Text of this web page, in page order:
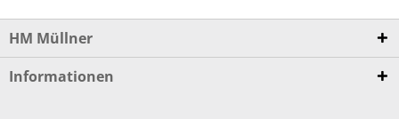
HM Müllner
Informationen